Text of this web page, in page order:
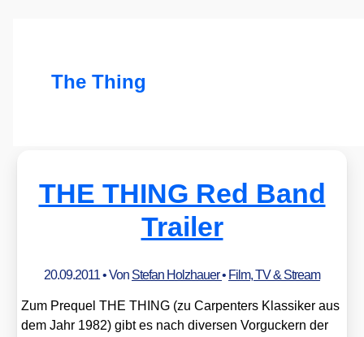
The Thing
THE THING Red Band
Trailer
20.09.2011• Von Stefan Holzhauer• Film, TV & Stream
Zum Pre­quel THE THING (zu Car­pen­ters Klas­si­ker aus
dem Jahr 1982) gibt es nach diver­sen Vor­gu­ckern der